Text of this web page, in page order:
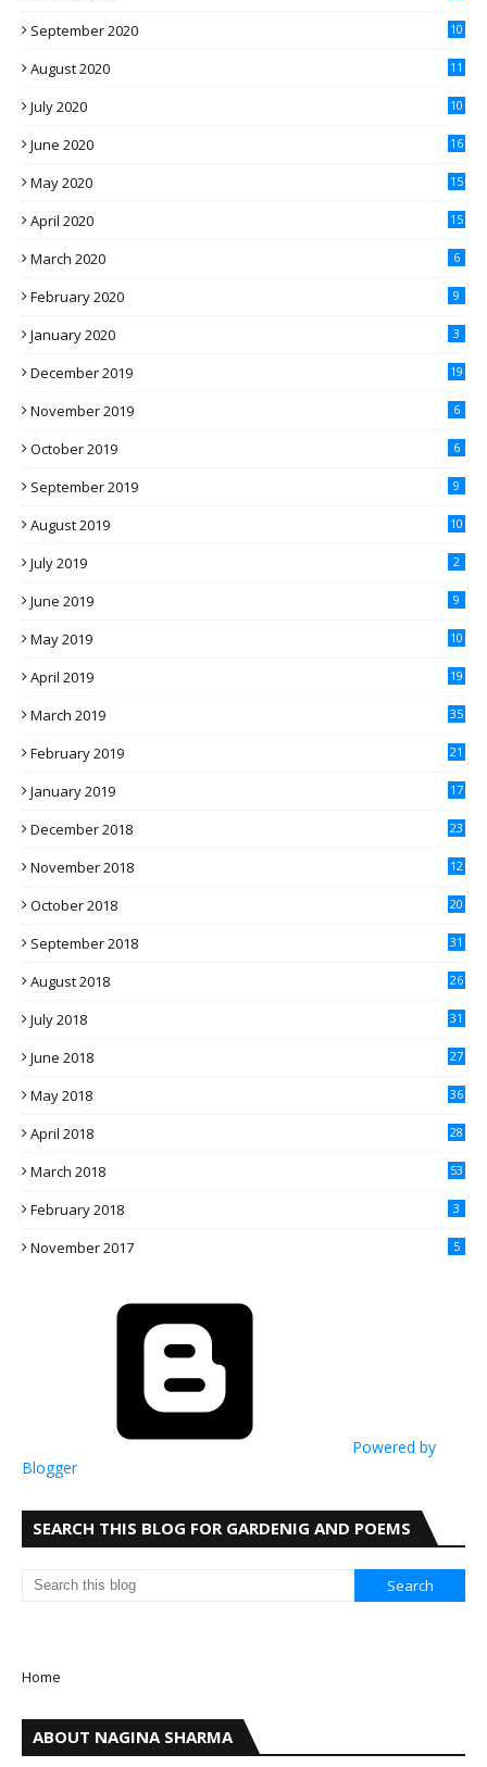
September 2020 10
August 2020 11
July 2020 10
June 2020 16
May 2020 15
April 2020 15
March 2020 6
February 2020 9
January 2020 3
December 2019 19
November 2019 6
October 2019 6
September 2019 9
August 2019 10
July 2019 2
June 2019 9
May 2019 10
April 2019 19
March 2019 35
February 2019 21
January 2019 17
December 2018 23
November 2018 12
October 2018 20
September 2018 31
August 2018 26
July 2018 31
June 2018 27
May 2018 36
April 2018 28
March 2018 53
February 2018 3
November 2017 5
Powered by
Blogger
SEARCH THIS BLOG FOR GARDENIG AND POEMS
Home
ABOUT NAGINA SHARMA